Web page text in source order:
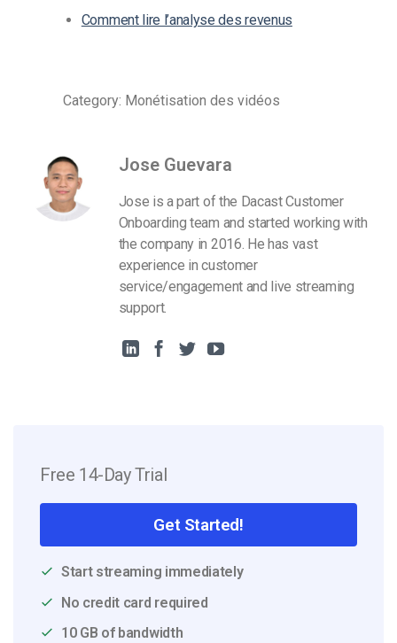
Comment lire l’analyse des revenus
Category: Monétisation des vidéos
Jose Guevara
Jose is a part of the Dacast Customer
Onboarding team and started working with
the company in 2016. He has vast
experience in customer
service/engagement and live streaming
support.
Free 14-Day Trial
Get Started!
Start streaming immediately
No credit card required
10 GB of bandwidth